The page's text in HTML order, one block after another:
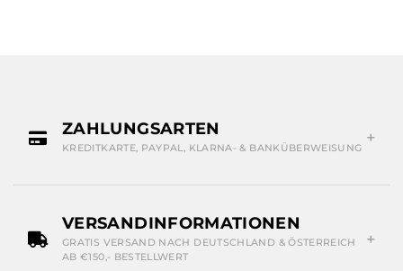
ZAHLUNGSARTEN
KREDITKARTE, PAYPAL, KLARNA- & BANKÜBERWEISUNG
VERSANDINFORMATIONEN
GRATIS VERSAND NACH DEUTSCHLAND & ÖSTERREICH
AB €150,- BESTELLWERT